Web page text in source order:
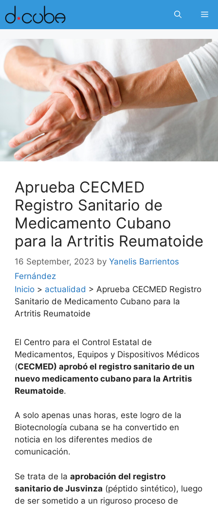
Skip
to
content
Aprueba CECMED
Registro Sanitario de
Medicamento Cubano
para la Artritis Reumatoide
16 September, 2023 by Yanelis Barrientos
Fernández
Inicio > actualidad > Aprueba CECMED Registro
Sanitario de Medicamento Cubano para la
Artritis Reumatoide
El Centro para el Control Estatal de
Medicamentos, Equipos y Dispositivos Médicos
(CECMED) aprobó el registro sanitario de un
nuevo medicamento cubano para la Artritis
Reumatoide.
A solo apenas unas horas, este logro de la
Biotecnología cubana se ha convertido en
noticia en los diferentes medios de
comunicación.
Se trata de la aprobación del registro
sanitario de Jusvinza (péptido sintético), luego
de ser sometido a un riguroso proceso de